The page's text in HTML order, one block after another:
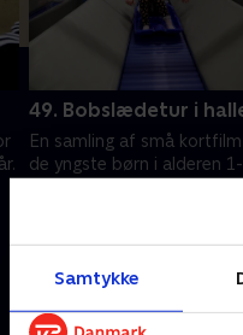
Samtykke
49. Bobslædetur i
En samling af små
de yngste børn i alderen 1-
16. februar 2024 • 1 min
Andre så også